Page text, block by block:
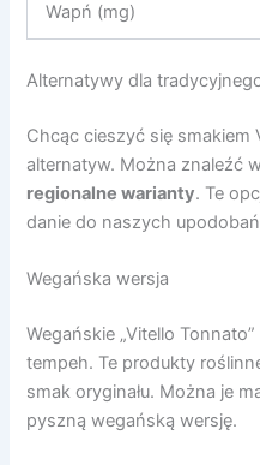
Wapń (mg)
Alternatywy dla
Chcąc cieszyć się smakiem
alternatyw. Można znaleźć
regionalne warianty. Te
danie do naszych
Wegańska wersja
Wegańskie „Vitello
tempeh. Te produkty
smak oryginału. Można je
pyszną wegańską wersję.